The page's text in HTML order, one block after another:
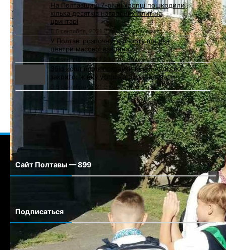
На Полтавщині 7-річні хлопці пошкодили
кілька десятків нагробних плит на
цвинтарі
6 сентября, 2021 Комментариев нет
У Полтаві розпочнуть роботу ще два
центри масової вакцинації
6 сентября, 2021 Комментариев нет
Збір коштів для полтавки Ірини Авдєєвої
закрито: жінку успішно прооперували
6 сентября, 2021 Комментариев нет
Сайт Полтавы — 899
Подписаться